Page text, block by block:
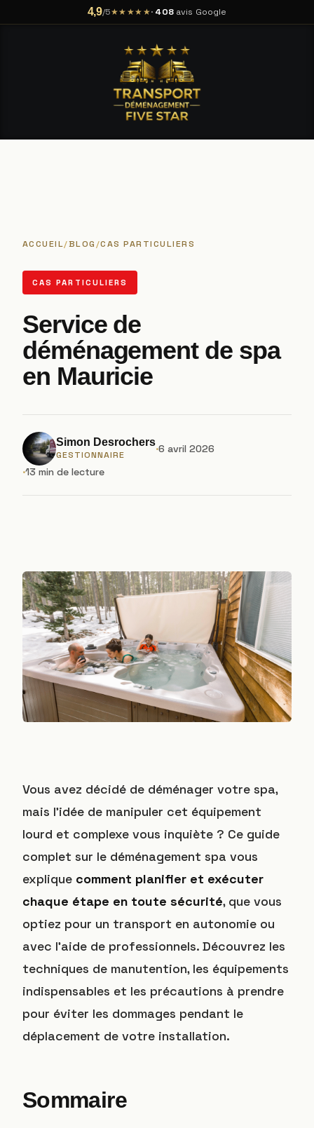
4,9/5★★★★★· 408avis Google
ACCUEIL/BLOG/CAS PARTICULIERS
CAS PARTICULIERS
Service de
déménagement de spa
en Mauricie
Simon Desrochers
GESTIONNAIRE
6 avril 2026
13 min de lecture
Vous avez décidé de déménager votre spa,
mais l’idée de manipuler cet équipement
lourd et complexe vous inquiète ? Ce guide
complet sur le déménagement spa vous
explique comment planifier et exécuter
chaque étape en toute sécurité, que vous
optiez pour un transport en autonomie ou
avec l’aide de professionnels. Découvrez les
techniques de manutention, les équipements
indispensables et les précautions à prendre
pour éviter les dommages pendant le
déplacement de votre installation.
Sommaire